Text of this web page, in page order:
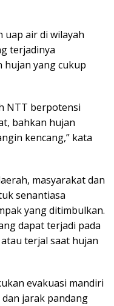
uap air di wilayah
terjadinya
yang cukup
NTT berpotensi
bahkan hujan
kencang,” kata
masyarakat dan
senantiasa
yang ditimbulkan.
dapat terjadi pada
terjal saat hujan
evakuasi mandiri
jarak pandang